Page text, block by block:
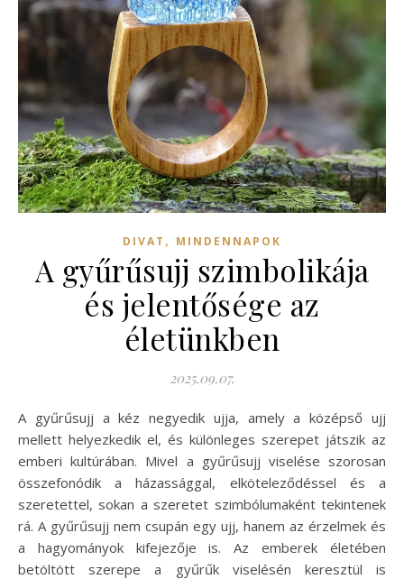
DIVAT , MINDENNAPOK
A gyűrűsujj szimbolikája
és jelentősége az
életünkben
2025.09.07.
A gyűrűsujj a kéz negyedik ujja, amely a középső ujj
mellett helyezkedik el, és különleges szerepet játszik az
emberi kultúrában. Mivel a gyűrűsujj viselése szorosan
összefonódik a házassággal, elköteleződéssel és a
szeretettel, sokan a szeretet szimbólumaként tekintenek
rá. A gyűrűsujj nem csupán egy ujj, hanem az érzelmek és
a hagyományok kifejezője is. Az emberek életében
betöltött szerepe a gyűrűk viselésén keresztül is